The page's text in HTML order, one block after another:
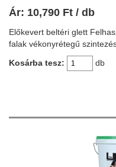
Ár: 10,790 Ft / db
Előkevert beltéri glett
falak vékonyrétegű
Kosárba tesz:
db